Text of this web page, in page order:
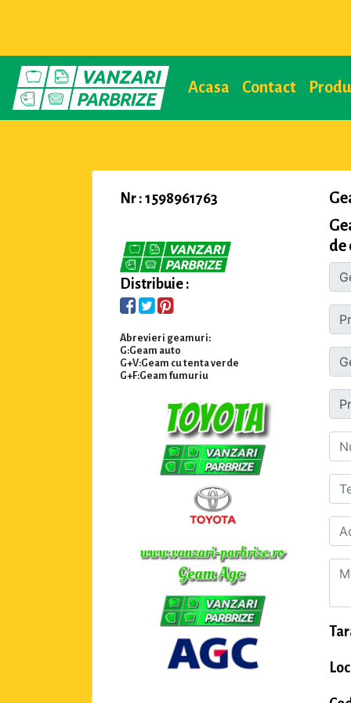
Acasa Contact
Nr : 1598961763
Distribuie :
Abrevieri geamuri:
G:Geam auto
G+V:Geam cu tenta verde
G+F:Geam fumuriu
de